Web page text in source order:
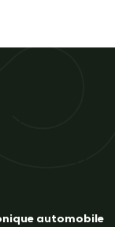
automobile